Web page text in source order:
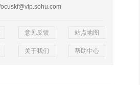
focuskf@vip.sohu.com
意见反馈 站点地图
关于我们 帮助中心